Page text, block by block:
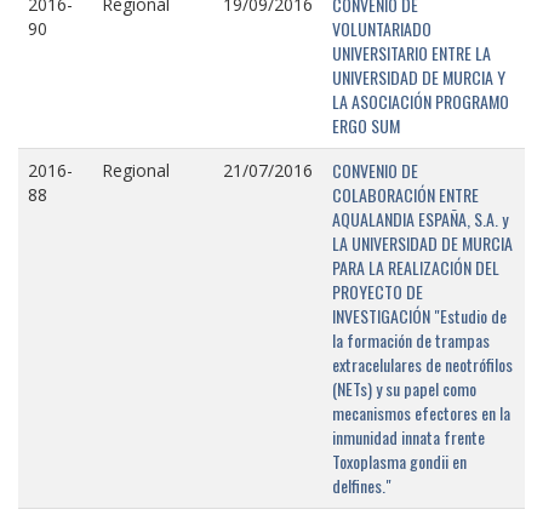
90
VOLUNTARIADO
UNIVERSITARIO ENTRE LA
UNIVERSIDAD DE MURCIA Y
LA ASOCIACIÓN PROGRAMO
ERGO SUM
2016-
88
Regional 21/07/2016
CONVENIO DE
COLABORACIÓN ENTRE
AQUALANDIA ESPAÑA, S.A. y
LA UNIVERSIDAD DE MURCIA
PARA LA REALIZACIÓN DEL
PROYECTO DE
INVESTIGACIÓN "Estudio de
la formación de trampas
extracelulares de neotrófilos
(NETs) y su papel como
mecanismos efectores en la
inmunidad innata frente
Toxoplasma gondii en
delfines."